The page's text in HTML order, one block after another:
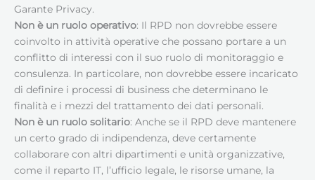
Garante Privacy.
Non è un ruolo operativo: Il RPD non dovrebbe essere
coinvolto in attività operative che possano portare a un
conflitto di interessi con il suo ruolo di monitoraggio e
consulenza. In particolare, non dovrebbe essere incaricato
di definire i processi di business che determinano le
finalità e i mezzi del trattamento dei dati personali.
Non è un ruolo solitario: Anche se il RPD deve mantenere
un certo grado di indipendenza, deve certamente
collaborare con altri dipartimenti e unità organizzative,
come il reparto IT, l’ufficio legale, le risorse umane, la